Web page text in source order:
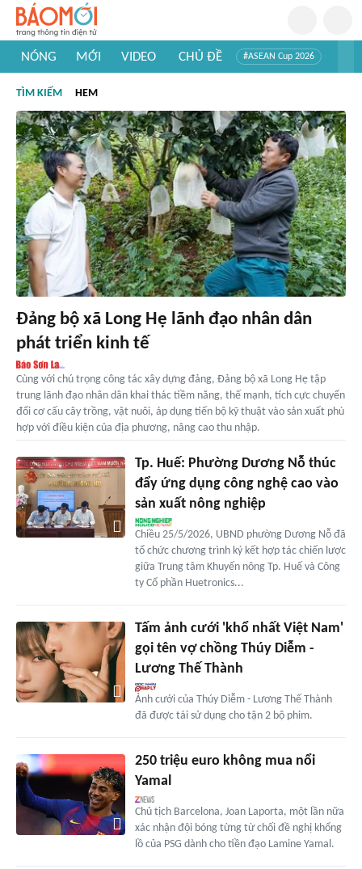
NÓNG MỚI VIDEO CHỦ ĐỀ #ASEAN Cup 2026
#Khám phá thế giới
TÌM KIẾM HEM
Đảng bộ xã Long Hẹ lãnh đạo nhân dân
phát triển kinh tế
Cùng với chú trọng công tác xây dựng đảng, Đảng bộ xã Long Hẹ tập
trung lãnh đạo nhân dân khai thác tiềm năng, thế mạnh, tích cực chuyển
đổi cơ cấu cây trồng, vật nuôi, áp dụng tiến bộ kỹ thuật vào sản xuất phù
hợp với điều kiện của địa phương, nâng cao thu nhập.
Tp. Huế: Phường Dương Nỗ thúc
đẩy ứng dụng công nghệ cao vào
sản xuất nông nghiệp
Chiều 25/5/2026, UBND phường Dương Nỗ đã
tổ chức chương trình ký kết hợp tác chiến lược
giữa Trung tâm Khuyến nông Tp. Huế và Công
ty Cổ phần Huetronics...
Tấm ảnh cưới 'khổ nhất Việt Nam'
gọi tên vợ chồng Thúy Diễm -
Lương Thế Thành
Ảnh cưới của Thúy Diễm - Lương Thế Thành
đã được tái sử dụng cho tận 2 bộ phim.
250 triệu euro không mua nổi
Yamal
Chủ tịch Barcelona, Joan Laporta, một lần nữa
xác nhận đội bóng từng từ chối đề nghị khổng
lồ của PSG dành cho tiền đạo Lamine Yamal.